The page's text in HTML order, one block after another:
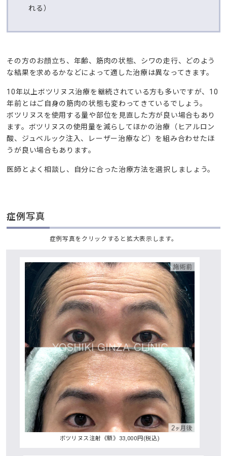
れる）
その方のお顔立ち、年齢、筋肉の状態、シワの走行、どのよう
な結果を求めるかなどによって適した治療は異なってきます。
10年以上ボツリヌス治療を継続されている方も多いですが、10
年前とはご自身の筋肉の状態も変わってきているでしょう。
ボツリヌスを使用する量や部位を見直した方が良い場合もあり
ます。ボツリヌスの使用量を減らしてほかの治療（ヒアルロン
酸、ジュベルック注入、レーザー治療など）を組み合わせたほ
うが良い場合もあります。
医師とよく相談し、自分に合った治療方法を選択しましょう。
症例写真
症例写真をクリックすると拡大表示します。
ボツリヌス注射《額》33,000円(税込)